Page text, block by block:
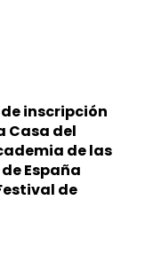
inscripción
Casa del
de las
España
de